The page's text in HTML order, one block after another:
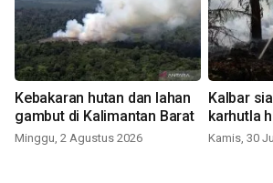
Kebakaran hutan dan lahan
gambut di Kalimantan Barat
Minggu, 2 Agustus 2026
Kalbar
karhutla
Kamis, 30